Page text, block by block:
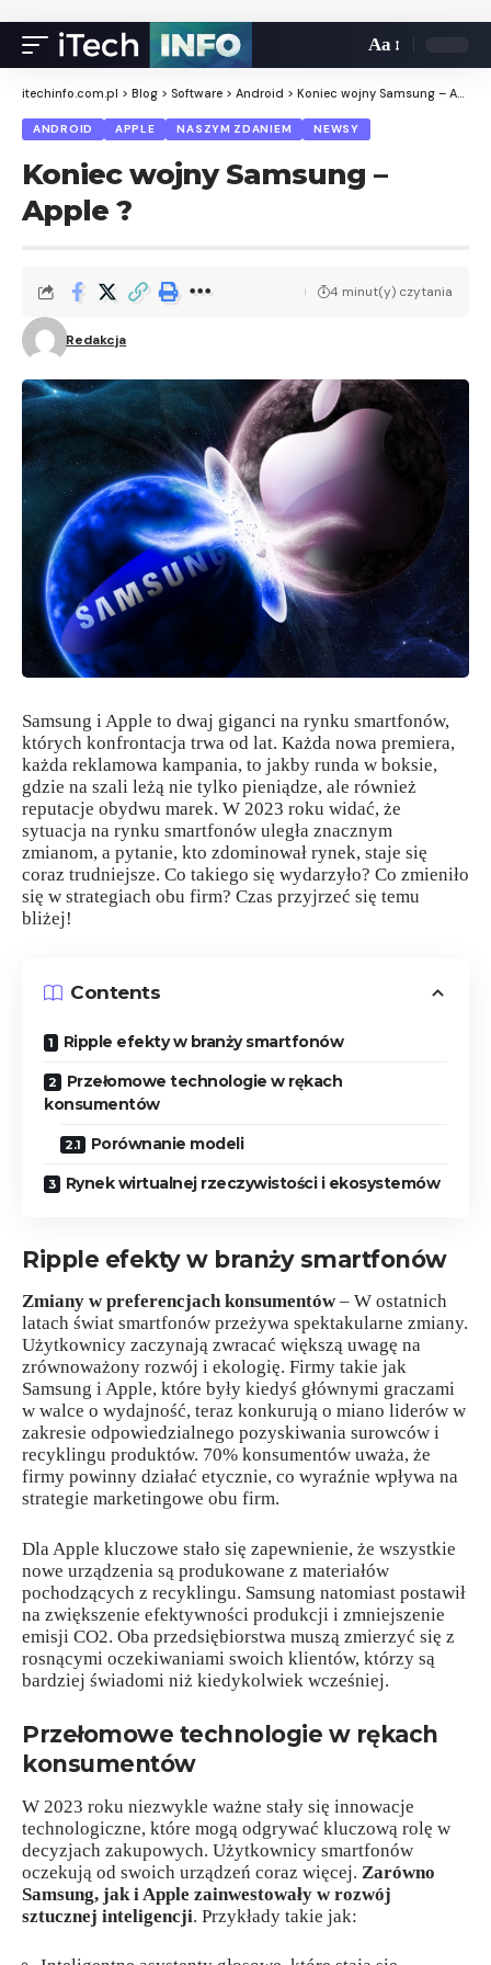
Aa
itechinfo.com.pl > Blog > Software > Android > Koniec wojny Samsung – Apple ?
ANDROID APPLE NASZYM ZDANIEM NEWSY
Koniec wojny Samsung –
Apple ?
Redakcja
4 minut(y) czytania
Samsung i Apple to dwaj giganci na rynku smartfonów,
których konfrontacja trwa od lat. Każda nowa premiera,
każda reklamowa kampania, to jakby runda w boksie,
gdzie na szali leżą nie tylko pieniądze, ale również
reputacje obydwu marek. W 2023 roku widać, że
sytuacja na rynku smartfonów uległa znacznym
zmianom, a pytanie, kto zdominował rynek, staje się
coraz trudniejsze. Co takiego się wydarzyło? Co zmieniło
się w strategiach obu firm? Czas przyjrzeć się temu
bliżej!
Contents
Ripple efekty w branży smartfonów
Przełomowe technologie w rękach
konsumentów
Porównanie modeli
Rynek wirtualnej rzeczywistości i ekosystemów
Ripple efekty w branży smartfonów
Zmiany w preferencjach konsumentów – W ostatnich
latach świat smartfonów przeżywa spektakularne zmiany.
Użytkownicy zaczynają zwracać większą uwagę na
zrównoważony rozwój i ekologię. Firmy takie jak
Samsung i Apple, które były kiedyś głównymi graczami
w walce o wydajność, teraz konkurują o miano liderów w
zakresie odpowiedzialnego pozyskiwania surowców i
recyklingu produktów. 70% konsumentów uważa, że
firmy powinny działać etycznie, co wyraźnie wpływa na
strategie marketingowe obu firm.
Dla Apple kluczowe stało się zapewnienie, że wszystkie
nowe urządzenia są produkowane z materiałów
pochodzących z recyklingu. Samsung natomiast postawił
na zwiększenie efektywności produkcji i zmniejszenie
emisji CO2. Oba przedsiębiorstwa muszą zmierzyć się z
rosnącymi oczekiwaniami swoich klientów, którzy są
bardziej świadomi niż kiedykolwiek wcześniej.
Przełomowe technologie w rękach
konsumentów
W 2023 roku niezwykle ważne stały się innowacje
technologiczne, które mogą odgrywać kluczową rolę w
decyzjach zakupowych. Użytkownicy smartfonów
oczekują od swoich urządzeń coraz więcej. Zarówno
Samsung, jak i Apple zainwestowały w rozwój
sztucznej inteligencji. Przykłady takie jak: